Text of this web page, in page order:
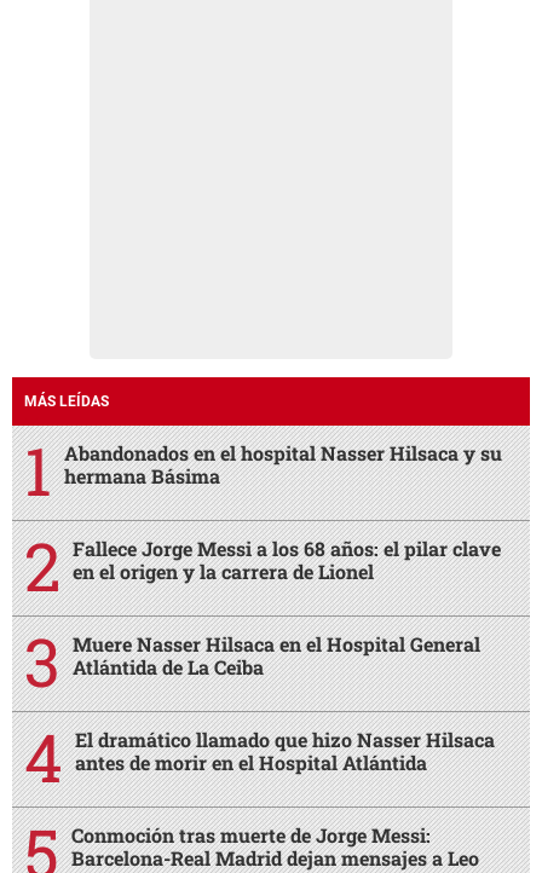
MÁS LEÍDAS
Abandonados en el hospital Nasser Hilsaca y su
hermana Básima
Fallece Jorge Messi a los 68 años: el pilar clave
en el origen y la carrera de Lionel
Muere Nasser Hilsaca en el Hospital General
Atlántida de La Ceiba
El dramático llamado que hizo Nasser Hilsaca
antes de morir en el Hospital Atlántida
Conmoción tras muerte de Jorge Messi:
Barcelona-Real Madrid dejan mensajes a Leo